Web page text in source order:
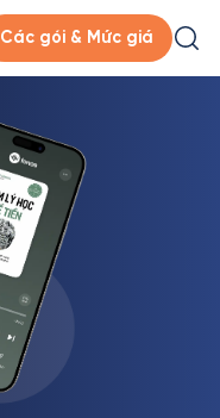
Các gói & Mức giá